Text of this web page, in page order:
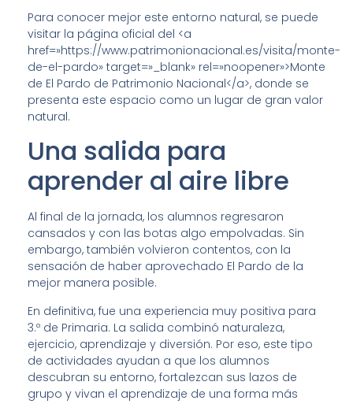
Para conocer mejor este entorno natural, se puede
visitar la página oficial del <a
href=»https://www.patrimonionacional.es/visita/monte-
de-el-pardo» target=»_blank» rel=»noopener»>Monte
de El Pardo de Patrimonio Nacional</a>, donde se
presenta este espacio como un lugar de gran valor
natural.
Una salida para
aprender al aire libre
Al final de la jornada, los alumnos regresaron
cansados y con las botas algo empolvadas. Sin
embargo, también volvieron contentos, con la
sensación de haber aprovechado El Pardo de la
mejor manera posible.
En definitiva, fue una experiencia muy positiva para
3.º de Primaria. La salida combinó naturaleza,
ejercicio, aprendizaje y diversión. Por eso, este tipo
de actividades ayudan a que los alumnos
descubran su entorno, fortalezcan sus lazos de
grupo y vivan el aprendizaje de una forma más